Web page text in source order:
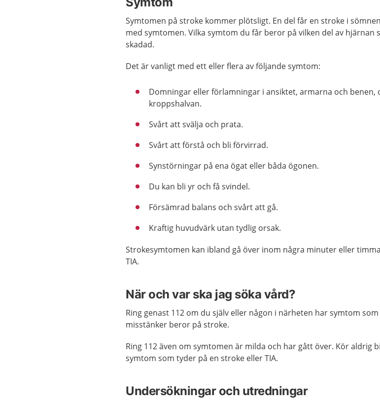
Symtomen på stroke kommer plötsligt. En del får en stroke i
med symtomen. Vilka symtom du får beror på vilken del av hjärnan
skadad.
Det är vanligt med ett eller flera av följande symtom:
Domningar eller förlamningar i ansiktet, armarna och benen,
kroppshalvan.
Svårt att svälja och prata.
Svårt att förstå och bli förvirrad.
Synstörningar på ena ögat eller båda ögonen.
Du kan bli yr och få svindel.
Försämrad balans och svårt att gå.
Kraftig huvudvärk utan tydlig orsak.
Strokesymtomen kan ibland gå över inom några minuter eller
TIA.
När och var ska jag söka vård?
Ring genast 112 om du själv eller någon i närheten har symtom
misstänker beror på stroke.
Ring 112 även om symtomen är milda och har gått över. Kör aldrig
symtom som tyder på en stroke eller TIA.
Undersökningar och utredningar